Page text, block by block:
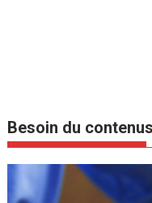
Besoin du